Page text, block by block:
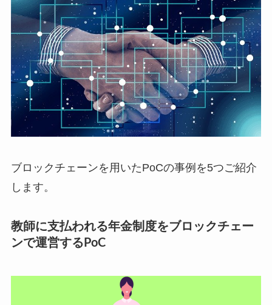
ブロックチェーンを用いたPoCの事例を5つご紹介
します。
教師に支払われる年金制度をブロックチェー
ンで運営するPoC